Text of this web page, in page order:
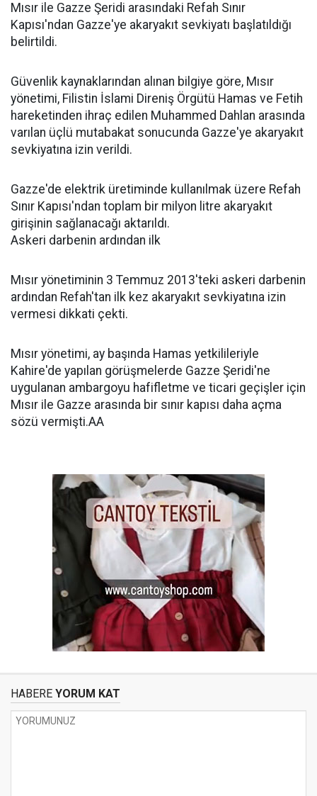
Mısır ile Gazze Şeridi arasındaki Refah Sınır
Kapısı'ndan Gazze'ye akaryakıt sevkiyatı başlatıldığı
belirtildi.
Güvenlik kaynaklarından alınan bilgiye göre, Mısır
yönetimi, Filistin İslami Direniş Örgütü Hamas ve Fetih
hareketinden ihraç edilen Muhammed Dahlan arasında
varılan üçlü mutabakat sonucunda Gazze'ye akaryakıt
sevkiyatına izin verildi.
Gazze'de elektrik üretiminde kullanılmak üzere Refah
Sınır Kapısı'ndan toplam bir milyon litre akaryakıt
girişinin sağlanacağı aktarıldı.
Askeri darbenin ardından ilk
Mısır yönetiminin 3 Temmuz 2013'teki askeri darbenin
ardından Refah'tan ilk kez akaryakıt sevkiyatına izin
vermesi dikkati çekti.
Mısır yönetimi, ay başında Hamas yetkilileriyle
Kahire'de yapılan görüşmelerde Gazze Şeridi'ne
uygulanan ambargoyu hafifletme ve ticari geçişler için
Mısır ile Gazze arasında bir sınır kapısı daha açma
sözü vermişti.AA
HABERE YORUM KAT